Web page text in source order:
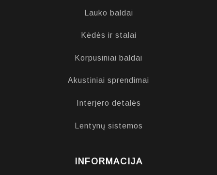
Lauko baldai
Kėdės ir stalai
Korpusiniai baldai
Akustiniai sprendimai
Interjero detalės
Lentynų sistemos
INFORMACIJA